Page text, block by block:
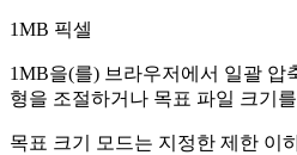
1MB 픽셀
1MB을(를) 브라우저에서 일괄 압
형을 조절하거나 목표 파일 크기
목표 크기 모드는 지정한 제한 이